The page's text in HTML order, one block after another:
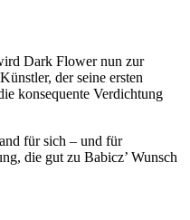
Dark Flower nun zur
der seine ersten
konsequente Verdichtung
für sich – und für
die gut zu Babicz’ Wunsch